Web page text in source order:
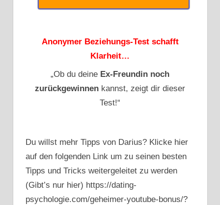
Anonymer Beziehungs-Test schafft
Klarheit…
„Ob du deine Ex-Freundin noch
zurückgewinnen kannst, zeigt dir dieser
Test!“
Du willst mehr Tipps von Darius? Klicke hier
auf den folgenden Link um zu seinen besten
Tipps und Tricks weitergeleitet zu werden
(Gibt’s nur hier) https://dating-
psychologie.com/geheimer-youtube-bonus/?